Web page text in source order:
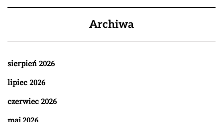
Archiwa
sierpień 2026
lipiec 2026
czerwiec 2026